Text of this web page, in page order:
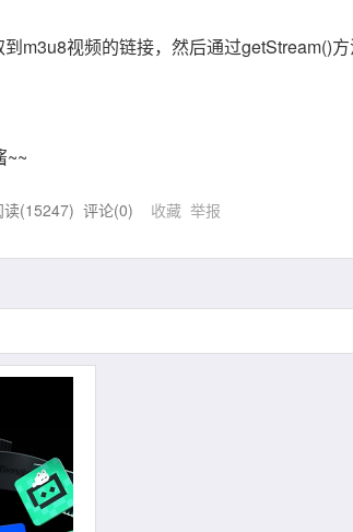
m3u8视频的链接，然后通过getStream()
~~
读(15247) 评论(0) 收藏 举报